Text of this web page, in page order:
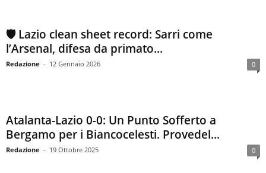
🛡️ Lazio clean sheet record: Sarri come
l’Arsenal, difesa da primato...
Redazione - 12 Gennaio 2026 0
Atalanta-Lazio 0-0: Un Punto Sofferto a
Bergamo per i Biancocelesti. Provedel...
Redazione - 19 Ottobre 2025 0